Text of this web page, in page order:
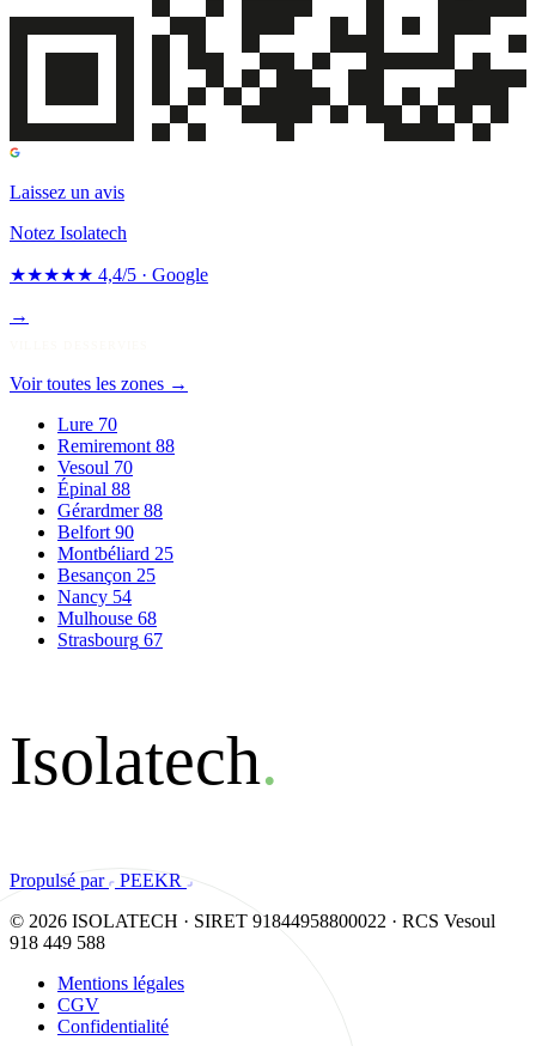
Laissez un avis
Notez Isolatech
★★★★★ 4,4/5 · Google
→
Voir toutes les zones →
Lure 70
Remiremont 88
Vesoul 70
Épinal 88
Gérardmer 88
Belfort 90
Montbéliard 25
Besançon 25
Nancy 54
Mulhouse 68
Strasbourg 67
Isolatech.
Propulsé par
PEEKR
© 2026 ISOLATECH · SIRET 91844958800022 · RCS Vesoul
918 449 588
Mentions légales
CGV
Confidentialité